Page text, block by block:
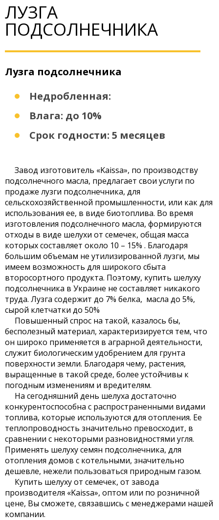
ЛУЗГА
ПОДСОЛНЕЧНИКА
Лузга подсолнечника
Недробленная:
Влага: до 10%
Срок годности: 5 месяцев
Завод изготовитель «Kaissa», по производству
подсолнечного масла, предлагает свои услуги по
продаже лузги подсолнечника, для
сельскохозяйственной промышленности, или как для
использования ее, в виде биотоплива. Во время
изготовления подсолнечного масла, формируются
отходы в виде шелухи от семечек, общая масса
которых составляет около 10 – 15% . Благодаря
большим объемам не утилизированной лузги, мы
имеем возможность для широкого сбыта
второсортного продукта. Поэтому, купить шелуху
подсолнечника в Украине не составляет никакого
труда. Лузга содержит до 7% белка, масла до 5%,
сырой клетчатки до 50%
Повышенный спрос на такой, казалось бы,
бесполезный материал, характеризируется тем, что
он широко применяется в аграрной деятельности,
служит биологическим удобрением для грунта
поверхности земли. Благодаря чему, растения,
выращенные в такой среде, более устойчивы к
погодным изменениям и вредителям.
На сегодняшний день шелуха достаточно
конкурентоспособна с распространенными видами
топлива, которые используются для отопления. Ее
теплопроводность значительно превосходит, в
сравнении с некоторыми разновидностями угля.
Применять шелуху семян подсолнечника, для
отопления домов с котельными, значительно
дешевле, нежели пользоваться природным газом.
Купить шелуху от семечек, от завода
производителя «Kaissa», оптом или по розничной
цене, Вы сможете, связавшись с менеджерами нашей
компании.